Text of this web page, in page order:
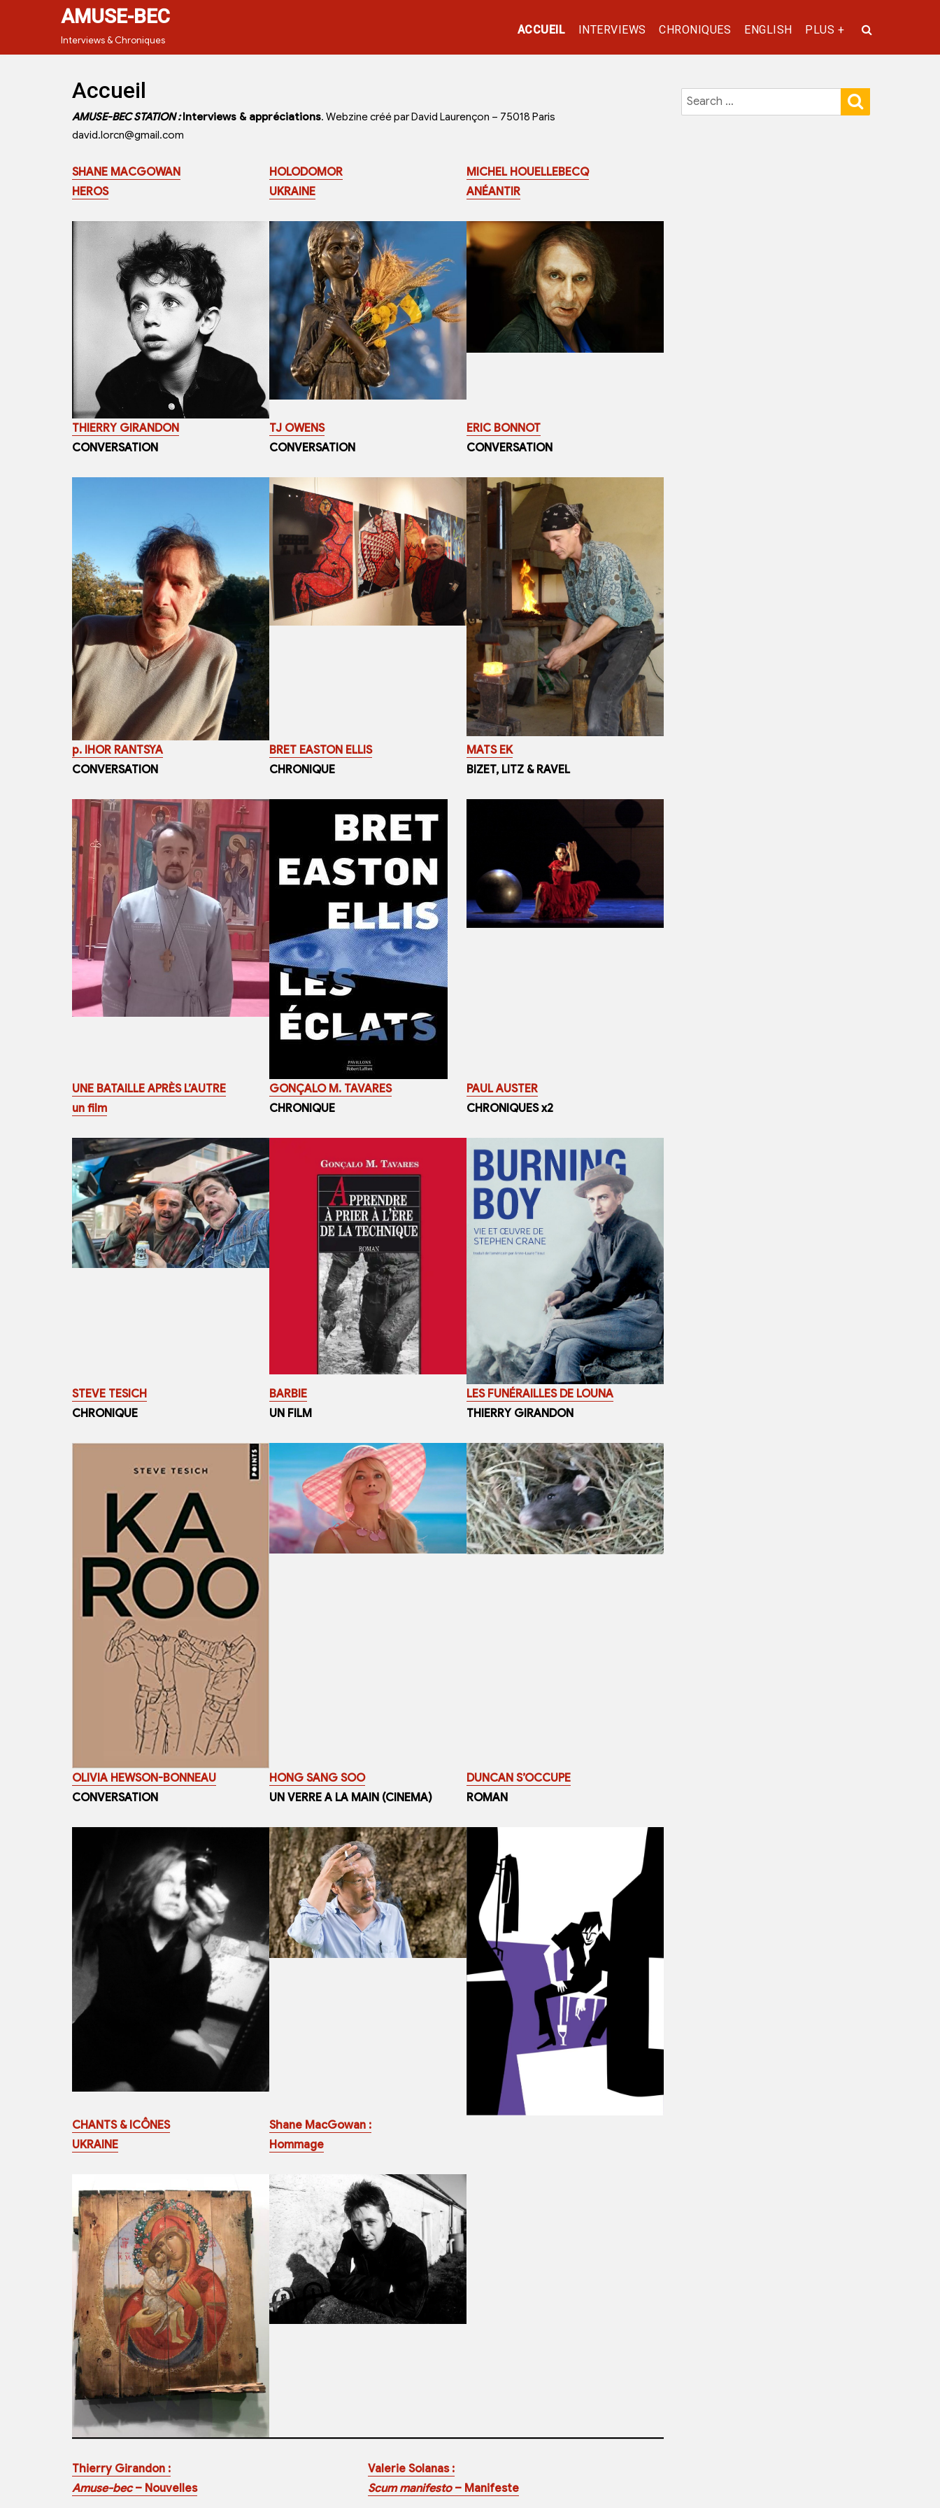
AMUSE-BEC
Interviews & Chroniques
ACCUEIL INTERVIEWS CHRONIQUES ENGLISH PLUS +
Accueil
AMUSE-BEC STATION :Interviews & appréciations. Webzine créé par David Laurençon – 75018 Paris
david.lorcn@gmail.com
SHANE MACGOWAN
HEROS
HOLODOMOR
UKRAINE
MICHEL HOUELLEBECQ
ANÉANTIR
THIERRY GIRANDON
CONVERSATION
TJ OWENS
CONVERSATION
ERIC BONNOT
CONVERSATION
p. IHOR RANTSYA
CONVERSATION
BRET EASTON ELLIS
CHRONIQUE
MATS EK
BIZET, LITZ & RAVEL
UNE BATAILLE APRÈS L’AUTRE
un film
GONÇALO M. TAVARES
CHRONIQUE
PAUL AUSTER
CHRONIQUES x2
STEVE TESICH
CHRONIQUE
BARBIE
UN FILM
LES FUNÉRAILLES DE LOUNA
THIERRY GIRANDON
OLIVIA HEWSON-BONNEAU
CONVERSATION
HONG SANG SOO
UN VERRE A LA MAIN (CINEMA)
DUNCAN S’OCCUPE
ROMAN
CHANTS & ICÔNES
UKRAINE
Shane MacGowan :
Hommage
Thierry Girandon :
Amuse-bec– Nouvelles
Valerie Solanas :
Scum manifesto– Manifeste
Search
for:
SEARCH